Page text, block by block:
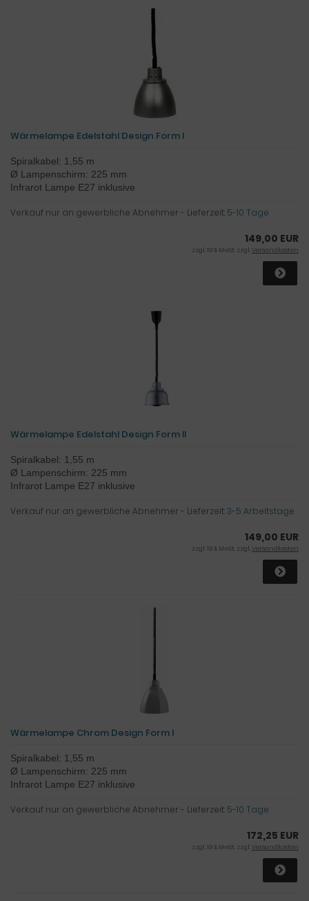
Wärmelampe Edelstahl Design Form I
Spiralkabel: 1,55 m
Ø Lampenschirm: 225 mm
Infrarot Lampe E27 inklusive
Verkauf nur an gewerbliche Abnehmer - Lieferzeit: 5-10 Tage
149,00 EUR
zzgl. 19 % MwSt. zzgl.Versandkosten
Wärmelampe Edelstahl Design Form II
Spiralkabel: 1,55 m
Ø Lampenschirm: 225 mm
Infrarot Lampe E27 inklusive
Verkauf nur an gewerbliche Abnehmer - Lieferzeit:3-5 Arbeitstage
149,00 EUR
zzgl. 19 % MwSt. zzgl.Versandkosten
Wärmelampe Chrom Design Form I
Spiralkabel: 1,55 m
Ø Lampenschirm: 225 mm
Infrarot Lampe E27 inklusive
Verkauf nur an gewerbliche Abnehmer - Lieferzeit: 5-10 Tage
172,25 EUR
zzgl. 19 % MwSt. zzgl.Versandkosten